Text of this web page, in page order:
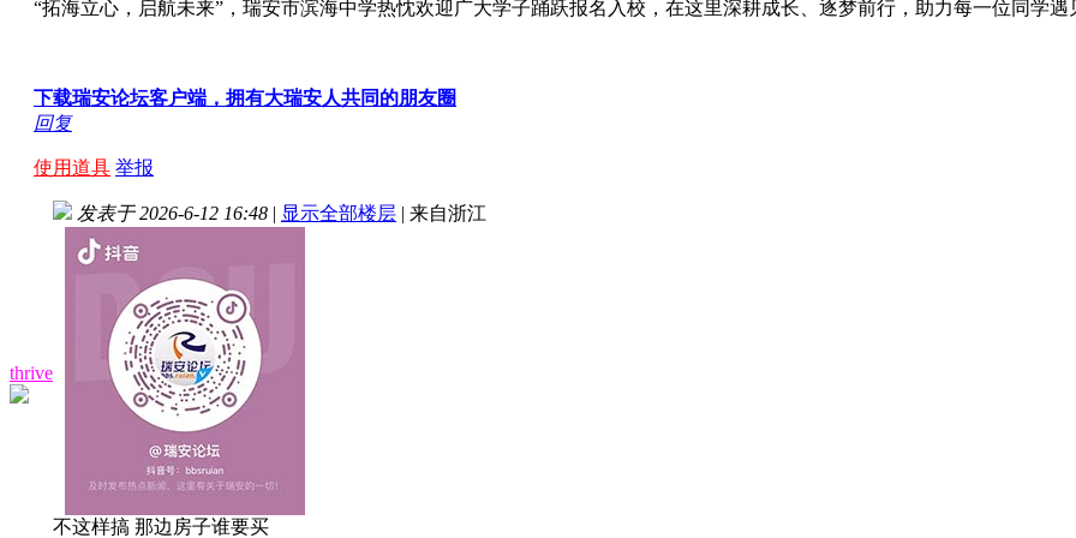
“拓海立心，启航未来”，瑞安市滨海中学热忱欢迎广大学子踊跃报名入校，在这里深耕成长、逐梦前行，助力每一位同学遇
下载瑞安论坛客户端，拥有大瑞安人共同的朋友圈
回复
使用道具 举报
thrive
发表于 2026-6-12 16:48 | 显示全部楼层 | 来自浙江
不这样搞 那边房子谁要买